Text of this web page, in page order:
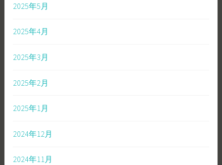
2025年5月
2025年4月
2025年3月
2025年2月
2025年1月
2024年12月
2024年11月